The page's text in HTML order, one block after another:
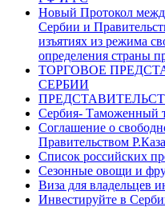
Новый Протокол
Сербии и
изъятиях из режима
определения страны
ТОРГОВОЕ
СЕРБИИ
Сербия- Таможенный
Соглашение о
Правительством
Список российских
Сезонные овощи и
Виза для владельцев
Инвестируйте в